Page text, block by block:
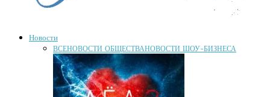
Новости
ВСЕНОВОСТИ ОБЩЕСТВАНОВОСТИ ШОУ-БИЗНЕСА